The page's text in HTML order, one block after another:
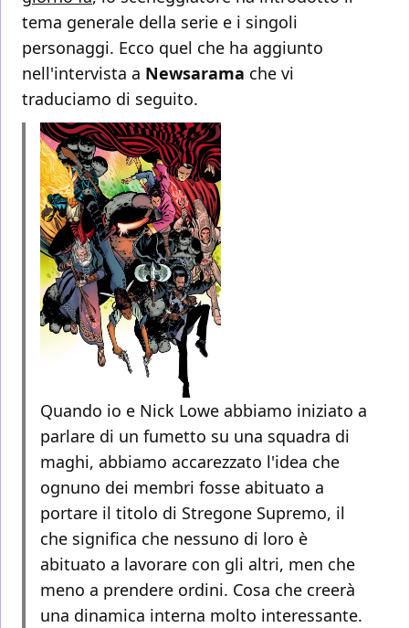
tema generale della serie e i singoli
personaggi. Ecco quel che ha aggiunto
nell'intervista a Newsarama che vi
traduciamo di seguito.
Quando io e Nick Lowe abbiamo iniziato a
parlare di un fumetto su una squadra di
maghi, abbiamo accarezzato l'idea che
ognuno dei membri fosse abituato a
portare il titolo di Stregone Supremo, il
che significa che nessuno di loro è
abituato a lavorare con gli altri, men che
meno a prendere ordini. Cosa che creerà
una dinamica interna molto interessante.